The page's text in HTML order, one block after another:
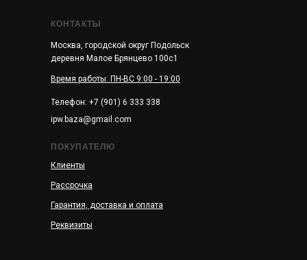
КОНТАКТЫ
Москва, городской округ Подольск
деревня Малое Брянцево 100с1
ipw.baza@gmail.com
Гарантия, доставка и оплата
Рассрочка
Клиенты
Реквизиты
ПОКУПАТЕЛЮ
Телефон: +7 (901) 6 333 338
Время работы: ПН-ВС 9:00 - 19:00